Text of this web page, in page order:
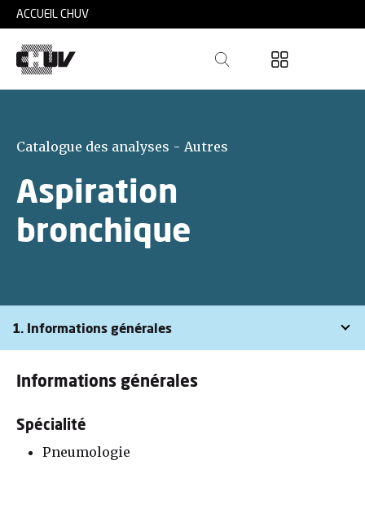
Skip to main content
ACCUEIL CHUV
Catalogue des analyses - Autres
Aspiration
bronchique
1. Informations générales
Informations générales
Spécialité
Pneumologie